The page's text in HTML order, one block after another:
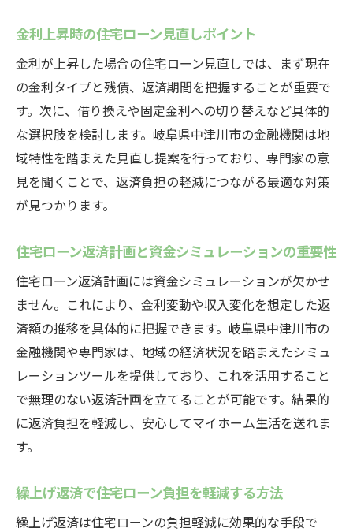
金利上昇時の住宅ローン見直しポイント
金利が上昇した場合の住宅ローン見直しでは、まず現在
の金利タイプと残債、返済期間を把握することが重要で
す。次に、借り換えや固定金利への切り替えなど具体的
な選択肢を検討します。岐阜県中津川市の金融機関は地
域特性を踏まえた見直し提案を行っており、専門家の意
見を聞くことで、返済負担の軽減につながる最適な対策
が見つかります。
住宅ローン返済計画と資金シミュレーションの重要性
住宅ローン返済計画には資金シミュレーションが欠かせ
ません。これにより、金利変動や収入変化を想定した返
済額の推移を具体的に把握できます。岐阜県中津川市の
金融機関や専門家は、地域の経済状況を踏まえたシミュ
レーションツールを提供しており、これを活用すること
で無理のない返済計画を立てることが可能です。結果的
に返済負担を軽減し、安心してマイホーム生活を送れま
す。
繰上げ返済で住宅ローン負担を軽減する方法
繰上げ返済は住宅ローンの負担軽減に効果的な手段で